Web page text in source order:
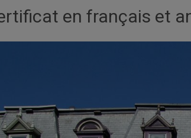
en français et